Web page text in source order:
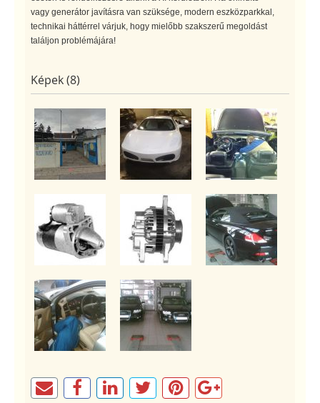
vagy generátor javításra van szüksége, modern eszközparkkal,
technikai háttérrel várjuk, hogy mielőbb szakszerű megoldást
találjon problémájára!
Képek (8)